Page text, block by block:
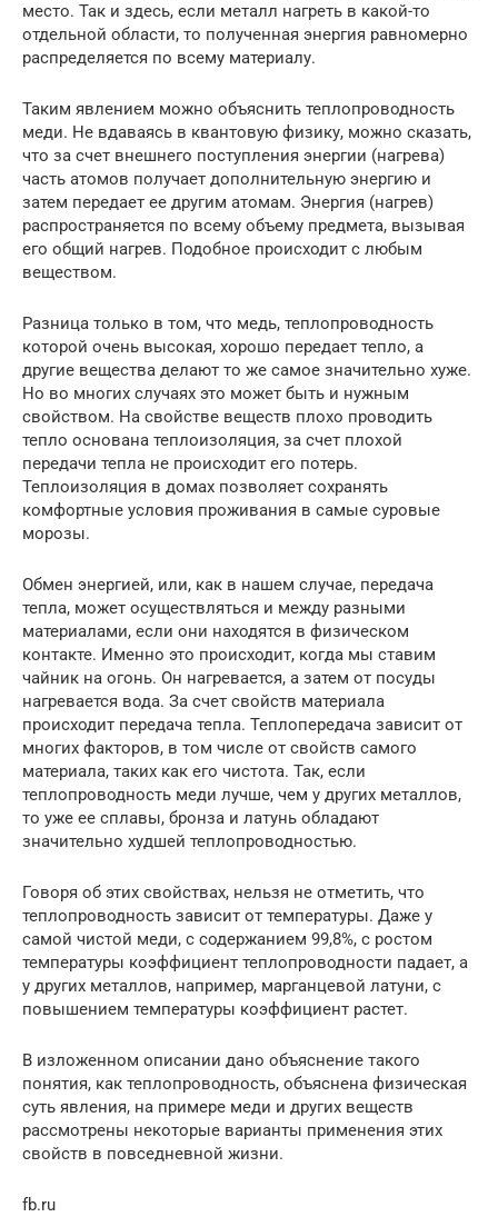
место. Так и здесь, если металл нагреть в какой-то
отдельной области, то полученная энергия равномерно
распределяется по всему материалу.
Таким явлением можно объяснить теплопроводность
меди. Не вдаваясь в квантовую физику, можно сказать,
что за счет внешнего поступления энергии (нагрева)
часть атомов получает дополнительную энергию и
затем передает ее другим атомам. Энергия (нагрев)
распространяется по всему объему предмета, вызывая
его общий нагрев. Подобное происходит с любым
веществом.
Разница только в том, что медь, теплопроводность
которой очень высокая, хорошо передает тепло, а
другие вещества делают то же самое значительно хуже.
Но во многих случаях это может быть и нужным
свойством. На свойстве веществ плохо проводить
тепло основана теплоизоляция, за счет плохой
передачи тепла не происходит его потерь.
Теплоизоляция в домах позволяет сохранять
комфортные условия проживания в самые суровые
морозы.
Обмен энергией, или, как в нашем случае, передача
тепла, может осуществляться и между разными
материалами, если они находятся в физическом
контакте. Именно это происходит, когда мы ставим
чайник на огонь. Он нагревается, а затем от посуды
нагревается вода. За счет свойств материала
происходит передача тепла. Теплопередача зависит от
многих факторов, в том числе от свойств самого
материала, таких как его чистота. Так, если
теплопроводность меди лучше, чем у других металлов,
то уже ее сплавы, бронза и латунь обладают
значительно худшей теплопроводностью.
Говоря об этих свойствах, нельзя не отметить, что
теплопроводность зависит от температуры. Даже у
самой чистой меди, с содержанием 99,8%, с ростом
температуры коэффициент теплопроводности падает, а
у других металлов, например, марганцевой латуни, с
повышением температуры коэффициент растет.
В изложенном описании дано объяснение такого
понятия, как теплопроводность, объяснена физическая
суть явления, на примере меди и других веществ
рассмотрены некоторые варианты применения этих
свойств в повседневной жизни.
fb.ru